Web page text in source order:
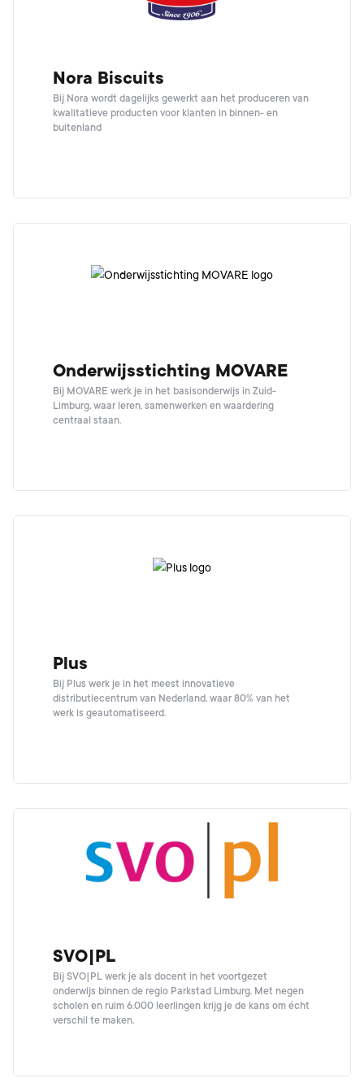
Nora Biscuits
Bij Nora wordt dagelijks gewerkt aan het produceren van
kwalitatieve producten voor klanten in binnen- en
buitenland
Onderwijsstichting MOVARE
Bij MOVARE werk je in het basisonderwijs in Zuid-
Limburg, waar leren, samenwerken en waardering
centraal staan.
Plus
Bij Plus werk je in het meest innovatieve
distributiecentrum van Nederland, waar 80% van het
werk is geautomatiseerd.
SVO|PL
Bij SVO|PL werk je als docent in het voortgezet
onderwijs binnen de regio Parkstad Limburg. Met negen
scholen en ruim 6.000 leerlingen krijg je de kans om écht
verschil te maken.